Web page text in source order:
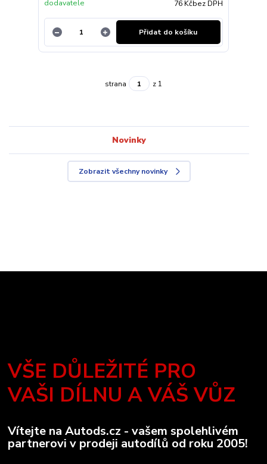
76 Kčbez DPH
dodavatele
Přidat do košíku
strana z 1
Novinky
Zobrazit všechny novinky
VŠE DŮLEŽITÉ PRO
VAŠI DÍLNU A VÁŠ VŮZ
Vítejte na Autods.cz - vašem spolehlivém
partnerovi v prodeji autodílů od roku 2005!